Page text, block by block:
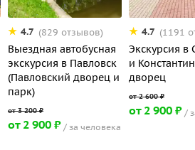
4.7 (829 отзывов)
Выездная автобусная
экскурсия в Павловск
(Павловский дворец и
парк)
от 2 900 ₽ за человека
4.7 (1191
Экскурсия в
и
дворец
от 2 900 ₽